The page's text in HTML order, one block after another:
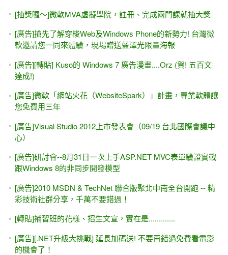
[抽獎囉～]微軟MVA虛擬學院，註冊、完成兩門課就抽大獎
[廣告]搶先了解穿梭Web及Windows Phone的新勢力! 台灣微
軟邀請您一同來體驗，現場贈送藍澤光限量海報
[廣告][轉貼] Kuso的 Windows 7 廣告漫畫....Orz (賀! 五百文
達成!)
[廣告]微軟「網站火花（WebsiteSpark）」計畫，專業軟體讓
您免費用三年
[廣告]Visual Studio 2012上市發表會（09/19 台北國際會議中
心）
[廣告]研討會--8月31日一次上手ASP.NET MVC表單驗證實戰
跟Windows 8的非同步開發模型
[廣告]2010 MSDN & TechNet 聯合版聚北中南全台開跑 -- 精
彩技術社群分享，千萬不要錯過！
[轉貼]補習班的花樣、招生文宣，實在是.............
[廣告][.NET升級大挑戰] 延長加碼送! 不要再錯過免費看電影
的機會了！